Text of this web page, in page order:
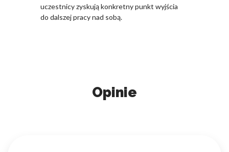
uczestnicy zyskują konkretny punkt wyjścia
do dalszej pracy nad sobą.
Opinie